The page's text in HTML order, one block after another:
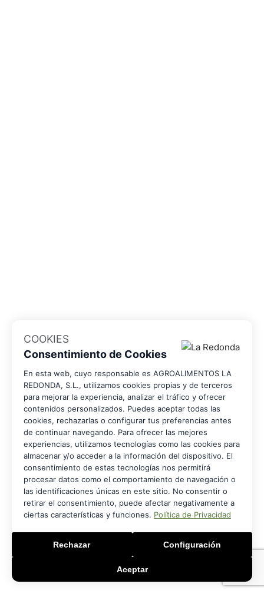
COOKIES
Consentimiento de Cookies
En esta web, cuyo responsable es AGROALIMENTOS LA
REDONDA, S.L., utilizamos cookies propias y de terceros
para mejorar la experiencia, analizar el tráfico y ofrecer
contenidos personalizados. Puedes aceptar todas las
cookies, rechazarlas o configurar tus preferencias antes
de continuar navegando. Para ofrecer las mejores
experiencias, utilizamos tecnologías como las cookies para
almacenar y/o acceder a la información del dispositivo. El
consentimiento de estas tecnologías nos permitirá
procesar datos como el comportamiento de navegación o
las identificaciones únicas en este sitio. No consentir o
retirar el consentimiento, puede afectar negativamente a
ciertas características y funciones. Política de Privacidad
Rechazar Configuración
Aceptar